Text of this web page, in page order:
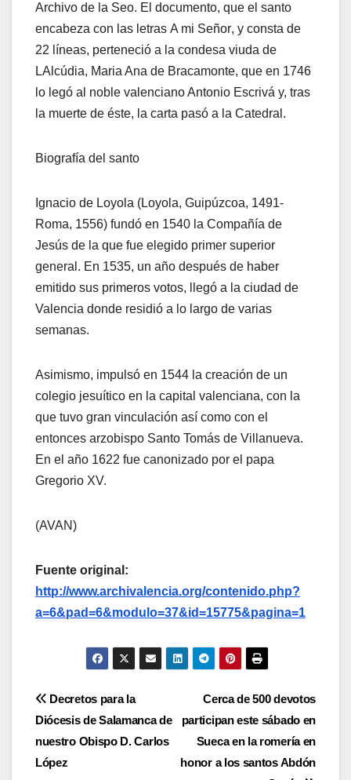
Archivo de la Seo. El documento, que el santo
encabeza con las letras A mi Señor, y consta de
22 líneas, perteneció a la condesa viuda de
LAlcúdia, Maria Ana de Bracamonte, que en 1746
lo legó al noble valenciano Antonio Escrivá y, tras
la muerte de éste, la carta pasó a la Catedral.
Biografía del santo
Ignacio de Loyola (Loyola, Guipúzcoa, 1491-
Roma, 1556) fundó en 1540 la Compañía de
Jesús de la que fue elegido primer superior
general. En 1535, un año después de haber
emitido sus primeros votos, llegó a la ciudad de
Valencia donde residió a lo largo de varias
semanas.
Asimismo, impulsó en 1544 la creación de un
colegio jesuítico en la capital valenciana, con la
que tuvo gran vinculación así como con el
entonces arzobispo Santo Tomás de Villanueva.
En el año 1622 fue canonizado por el papa
Gregorio XV.
(AVAN)
Fuente original:
http://www.archivalencia.org/contenido.php?
a=6&pad=6&modulo=37&id=15775&pagina=1
Navegación
de
entradas
Cerca de 500 devotos
participan este sábado en
Sueca en la romería en
honor a los santos Abdón
Decretos para la
Diócesis de Salamanca de
nuestro Obispo D. Carlos
López